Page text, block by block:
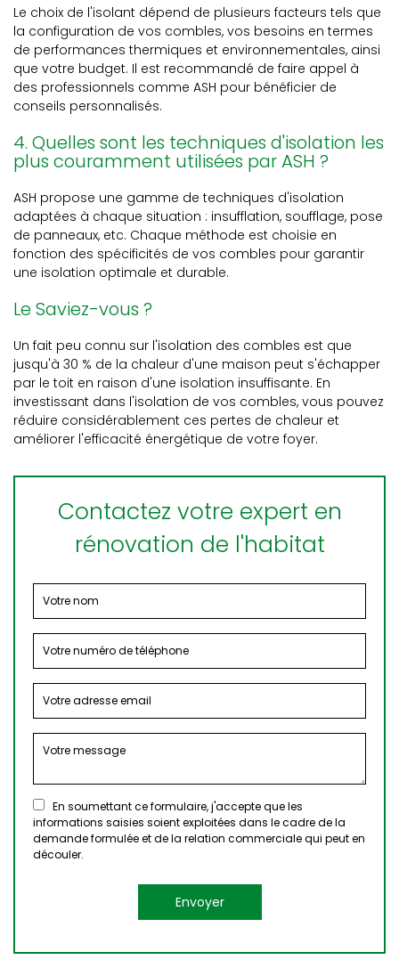
Le choix de l'isolant dépend de plusieurs facteurs tels que
la configuration de vos combles, vos besoins en termes
de performances thermiques et environnementales, ainsi
que votre budget. Il est recommandé de faire appel à
des professionnels comme ASH pour bénéficier de
conseils personnalisés.
4. Quelles sont les techniques d'isolation les
plus couramment utilisées par ASH ?
ASH propose une gamme de techniques d'isolation
adaptées à chaque situation : insufflation, soufflage, pose
de panneaux, etc. Chaque méthode est choisie en
fonction des spécificités de vos combles pour garantir
une isolation optimale et durable.
Le Saviez-vous ?
Un fait peu connu sur l'isolation des combles est que
jusqu'à 30 % de la chaleur d'une maison peut s'échapper
par le toit en raison d'une isolation insuffisante. En
investissant dans l'isolation de vos combles, vous pouvez
réduire considérablement ces pertes de chaleur et
améliorer l'efficacité énergétique de votre foyer.
Contactez votre expert en
rénovation de l'habitat
En soumettant ce formulaire, j'accepte que les
informations saisies soient exploitées dans le cadre de la
demande formulée et de la relation commerciale qui peut en
découler.